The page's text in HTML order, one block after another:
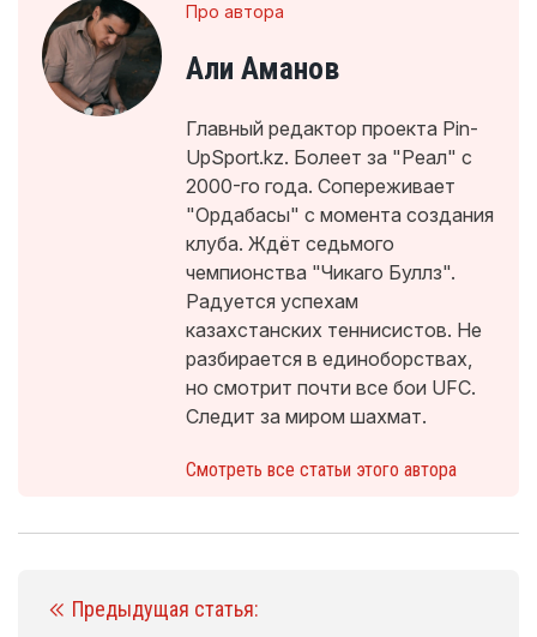
Про автора
Али Аманов
Главный редактор проекта Pin-
UpSport.kz. Болеет за "Реал" с
2000-го года. Сопереживает
"Ордабасы" с момента создания
клуба. Ждёт седьмого
чемпионства "Чикаго Буллз".
Радуется успехам
казахстанских теннисистов. Не
разбирается в единоборствах,
но смотрит почти все бои UFC.
Следит за миром шахмат.
Смотреть все статьи этого автора
Предыдущая статья: